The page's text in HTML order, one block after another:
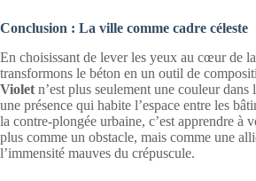
Conclusion : La ville comme cadre céleste
En choisissant de lever les yeux au cœur de
transformons le béton en un outil de
Violet n’est plus seulement une couleur
une présence qui habite l’espace entre les
la contre-plongée urbaine, c’est apprendre à
plus comme un obstacle, mais comme une
l’immensité mauves du crépuscule.